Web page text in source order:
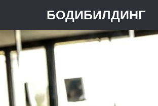
БОДИБИЛДИНГ